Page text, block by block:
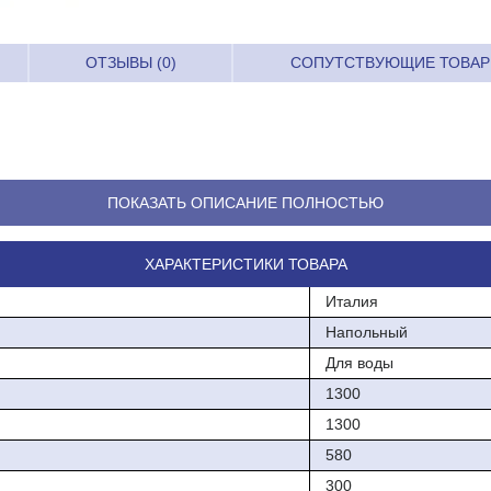
ОТЗЫВЫ (0) СОПУТСТВУЮЩИЕ
ПОКАЗАТЬ ОПИСАНИЕ ПОЛНОСТЬЮ
ХАРАКТЕРИСТИКИ ТОВАРА
Италия
Напольный
Для воды
1300
1300
580
300